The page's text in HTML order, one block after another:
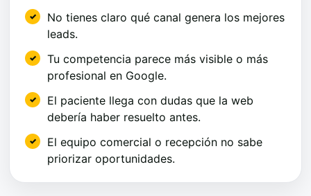
No tienes claro qué canal genera los mejores
leads.
Tu competencia parece más visible o más
profesional en Google.
El paciente llega con dudas que la web
debería haber resuelto antes.
El equipo comercial o recepción no sabe
priorizar oportunidades.